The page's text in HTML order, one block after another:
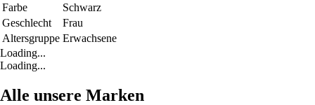
Farbe
Schwarz
Geschlecht
Frau
Altersgruppe Erwachsene
Loading...
Loading...
Alle unsere Marken